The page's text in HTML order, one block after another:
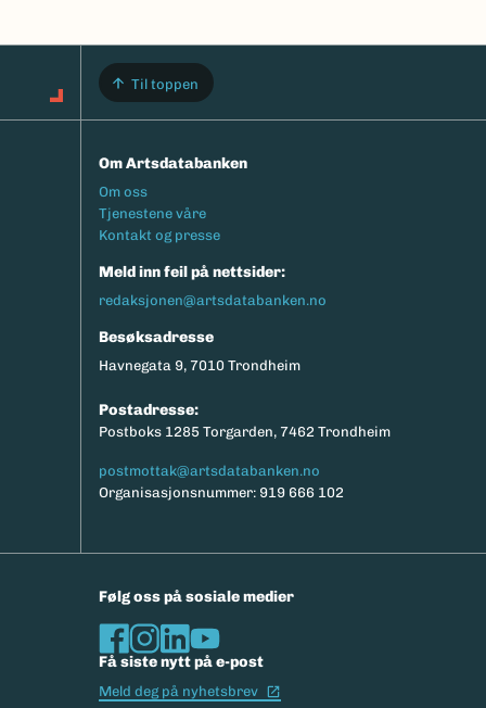
Til toppen
Om Artsdatabanken
Footermeny
Om oss
Tjenestene våre
Kontakt og presse
Meld inn feil på nettsider:
redaksjonen@artsdatabanken.no
Besøksadresse
Havnegata 9, 7010 Trondheim
Postadresse:
Postboks 1285 Torgarden, 7462 Trondheim
postmottak@artsdatabanken.no
Organisasjonsnummer: 919 666 102
Følg oss på sosiale medier
Få siste nytt på e-post
Meld deg på nyhetsbrev